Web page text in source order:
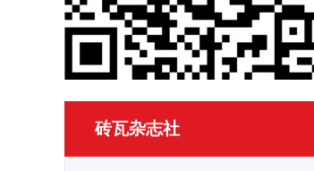
砖瓦杂志社